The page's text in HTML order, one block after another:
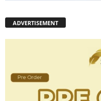
ADVERTISEMENT